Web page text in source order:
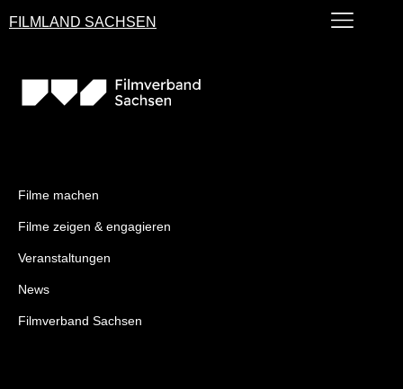
FILMLAND SACHSEN
Filme machen
Filme zeigen & engagieren
Veranstaltungen
News
Filmverband Sachsen